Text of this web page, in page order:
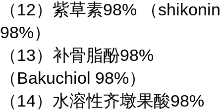
（12）紫草素98% （shikonin
98%）
（13）补骨脂酚98%
（Bakuchiol 98%）
（14）水溶性齐墩果酸98%